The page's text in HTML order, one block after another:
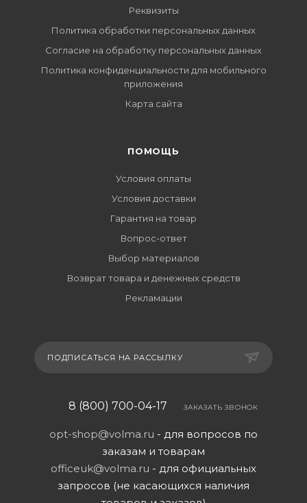
Реквизиты
Политика обработки персональных данных
Согласие на обработку персональных данных
Политика конфиденциальности для мобильного
приложения
Карта сайта
ПОМОЩЬ
Условия оплаты
Условия доставки
Гарантия на товар
Вопрос-ответ
Выбор материалов
Возврат товара и денежных средств
Рекламации
ПОДПИСАТЬСЯ НА РАССЫЛКУ
8 (800) 700-04-17 ЗАКАЗАТЬ ЗВОНОК
opt-shop@volma.ru - для вопросов по
заказам и товарам
officeuk@volma.ru - для официальных
запросов (не касающихся наличия